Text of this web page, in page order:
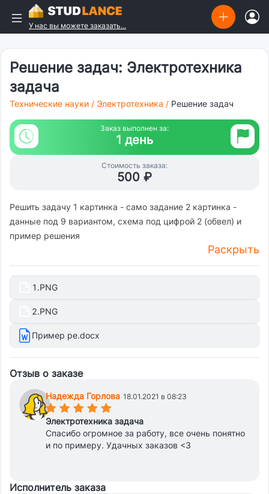
У нас вы можете заказать...
Решение задач: Электротехника
задача
Технические науки / Электротехника / Решение задач
Заказ выполнен за:
1 день
Стоимость заказа:
500 ₽
Решить задачу 1 картинка - само задание 2 картинка -
данные под 9 вариантом, схема под цифрой 2 (обвел) и
пример решения
Раскрыть
1.PNG
2.PNG
Пример ре.docx
Отзыв о заказе
Надежда Горлова 18.01.2021 в 08:23
(*)(*)(*)(*)(*)
Электротехника задача
Спасибо огромное за работу, все очень понятно
и по примеру. Удачных заказов <3
Исполнитель заказа